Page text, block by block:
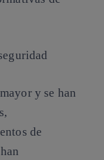
y se han
de